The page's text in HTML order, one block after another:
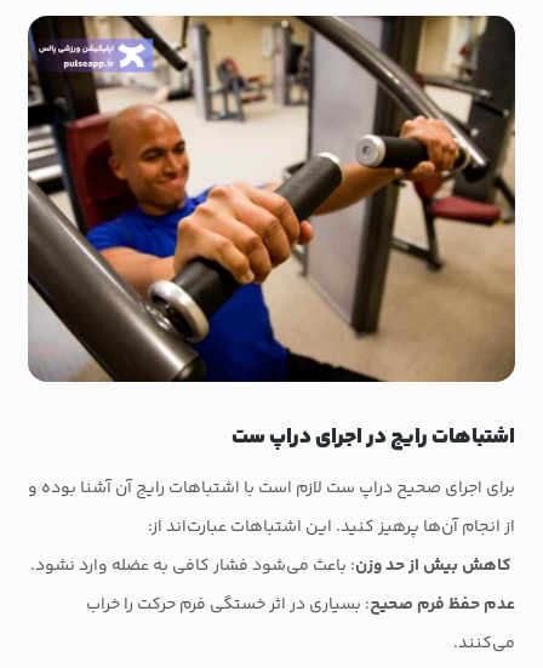
اشتباهات رایج در اجرای دراپ ست
برای اجرای صحیح دراپ ست لازم است با اشتباهات رایج آن آشنا بوده و
از انجام آن‌ها پرهیز کنید. این اشتباهات عبارت‌اند از:
کاهش بیش از حد وزن: باعث می‌شود فشار کافی به عضله وارد نشود.
عدم حفظ فرم صحیح: بسیاری در اثر خستگی فرم حرکت را خراب
می‌کنند.